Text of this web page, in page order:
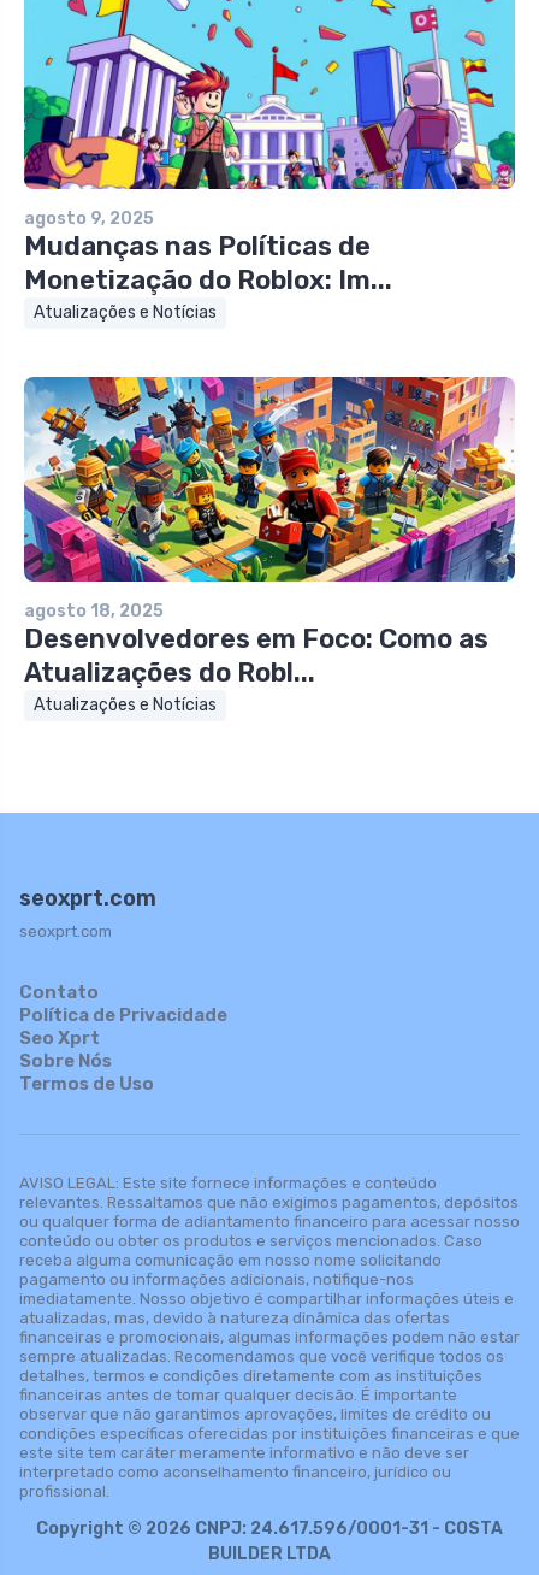
agosto 9, 2025
Mudanças nas Políticas de
Monetização do Roblox: Im...
Atualizações e Notícias
agosto 18, 2025
Desenvolvedores em Foco: Como as
Atualizações do Robl...
Atualizações e Notícias
seoxprt.com
seoxprt.com
Contato
Política de Privacidade
Seo Xprt
Sobre Nós
Termos de Uso
AVISO LEGAL: Este site fornece informações e conteúdo
relevantes. Ressaltamos que não exigimos pagamentos, depósitos
ou qualquer forma de adiantamento financeiro para acessar nosso
conteúdo ou obter os produtos e serviços mencionados. Caso
receba alguma comunicação em nosso nome solicitando
pagamento ou informações adicionais, notifique-nos
imediatamente. Nosso objetivo é compartilhar informações úteis e
atualizadas, mas, devido à natureza dinâmica das ofertas
financeiras e promocionais, algumas informações podem não estar
sempre atualizadas. Recomendamos que você verifique todos os
detalhes, termos e condições diretamente com as instituições
financeiras antes de tomar qualquer decisão. É importante
observar que não garantimos aprovações, limites de crédito ou
condições específicas oferecidas por instituições financeiras e que
este site tem caráter meramente informativo e não deve ser
interpretado como aconselhamento financeiro, jurídico ou
profissional.
Copyright © 2026 CNPJ: 24.617.596/0001-31 - COSTA
BUILDER LTDA